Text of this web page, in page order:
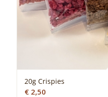
20g Crispies
€2,50